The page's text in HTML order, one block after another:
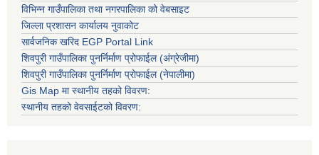
विभिन्न गाउँपालिका तथा नगरपालिका को वेबसाइट
जिल्ला प्रशासन कार्यालय नुवाकोट
सार्वजनिक खरिद EGP Portal Link
शिवपुरी गाउँपालिका पुनर्निर्माण प्रोफाईल (अंग्रेजीमा)
शिवपुरी गाउँपालिका पुनर्निर्माण प्रोफाईल (नेपालीमा)
Gis Map मा स्थानीय तहको विवरण:
स्थानीय तहको वेवसाईटको विवरण: